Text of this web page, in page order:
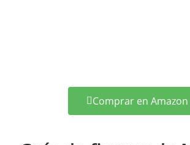
Comprar en Amazon